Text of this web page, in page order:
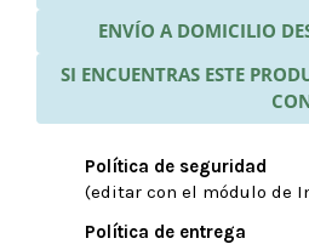
ENVÍO A DOMICILIO
SI ENCUENTRAS ESTE
Política de seguridad
(editar con el módulo de
Política de entrega